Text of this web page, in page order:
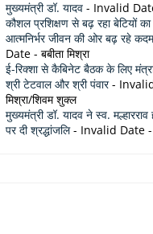
मुख्यमंत्री डॉ. यादव - Invalid
कौशल प्रशिक्षण से बढ़ रहा बेटियों
आत्मनिर्भर जीवन की ओर बढ़ रहे कदम
Date - बबीता मिश्रा
ई-रिक्शा से कैबिनेट बैठक के लिए
श्री टेटवाल और श्री पंवार-
मिश्रा/शिवम शुक्ल
मुख्यमंत्री डॉ. यादव ने स्व. मल्हारराव
पर दी श्रद्धांजलि- Invalid Date